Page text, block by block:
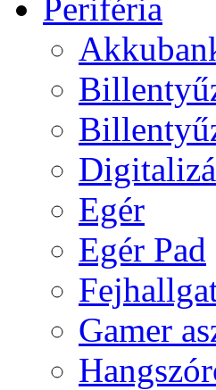
Periféria
Egér
Egér Pad
Gamer